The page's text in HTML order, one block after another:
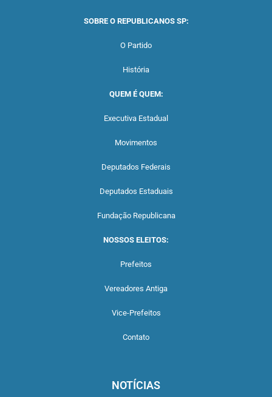
SOBRE O REPUBLICANOS SP:
O Partido
História
QUEM É QUEM:
Executiva Estadual
Movimentos
Deputados Federais
Deputados Estaduais
Fundação Republicana
NOSSOS ELEITOS:
Prefeitos
Vereadores Antiga
Vice-Prefeitos
Contato
NOTÍCIAS